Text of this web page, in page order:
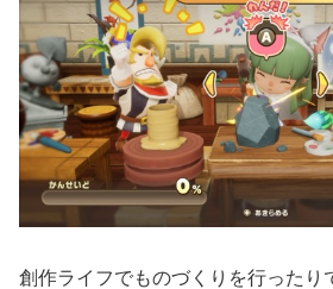
創作ライフでものづくりを行ったり